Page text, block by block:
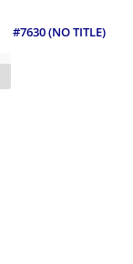
#7630 (NO TITLE)